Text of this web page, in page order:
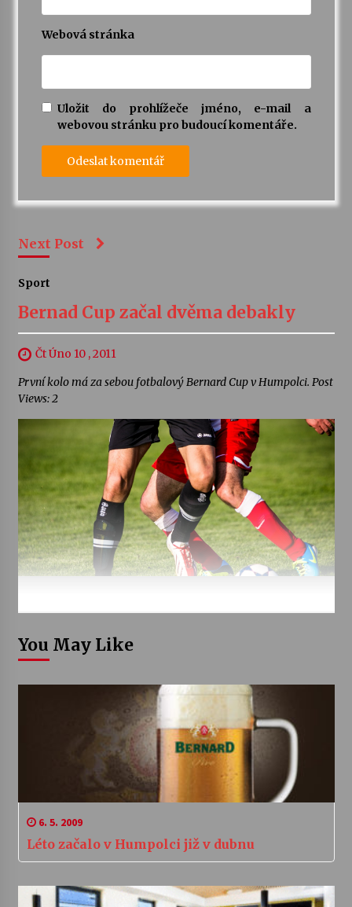
Webová stránka
Uložit do prohlížeče jméno, e-mail a
webovou stránku pro budoucí komentáře.
Next Post
Sport
Bernad Cup začal dvěma debakly
Čt Úno 10 , 2011
První kolo má za sebou fotbalový Bernard Cup v Humpolci. Post
Views: 2
You May Like
6. 5. 2009
Léto začalo v Humpolci již v dubnu